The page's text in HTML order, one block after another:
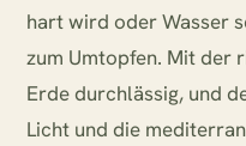
hart wird oder Wasser
zum Umtopfen. Mit der
Erde durchlässig, und
Licht und die